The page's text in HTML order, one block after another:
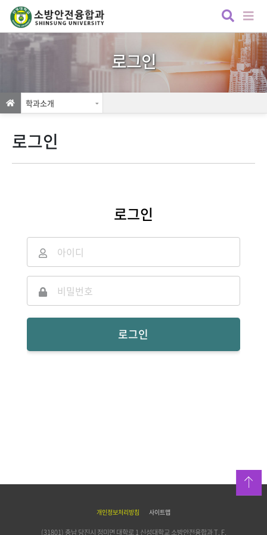
로그인
학과소개
로그인
로그인
로그인
위로
개인정보처리방침 사이트맵
(31801) 충남 당진시 정미면 대학로 1 신성대학교 소방안전융합과T. F.